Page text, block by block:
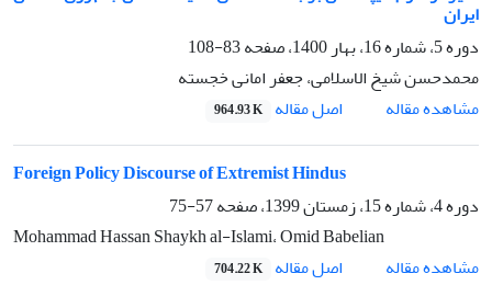
ایران
دوره 5، شماره 16، بهار 1400، صفحه
83-108
محمدحسن شیخ الاسلامی، جعفر امانی خجسته
مشاهده مقاله
اصل مقاله 964.93 K
Foreign Policy Discourse of Extremist Hindus
دوره 4، شماره 15، زمستان 1399، صفحه
57-75
Mohammad Hassan Shaykh al-Islami، Omid Babelian
مشاهده مقاله
اصل مقاله 704.22 K